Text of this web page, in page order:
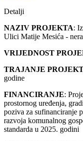
Detalji
NAZIV PROJEKTA:
Ulici Matije Mesića -
VRIJEDNOST
TRAJANJE
godine
FINANCIRANJE:
prostornog uređenja,
poziva za sufinanciranje
razvoja komunalnog
standarda u 2025. godini